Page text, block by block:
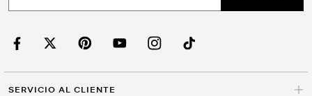
SERVICIO AL CLIENTE